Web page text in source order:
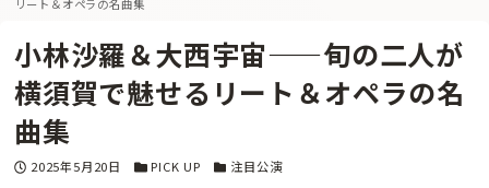
リート＆オペラの名曲集
小林沙羅＆大西宇宙——旬の二人が
横須賀で魅せるリート＆オペラの名
曲集
投稿日
2025年5月20日 カテゴリー
PICK UP カテゴリー
注目公演